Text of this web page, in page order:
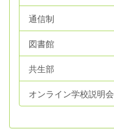
通信制
図書館
共生部
オンライン学校説明会